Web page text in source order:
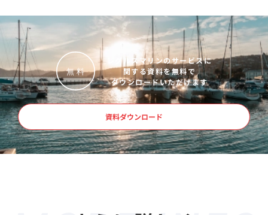
無 料
レグルスマリンのサービスに
関する資料を無料で
ダウンロードいただけます
資料ダウンロード